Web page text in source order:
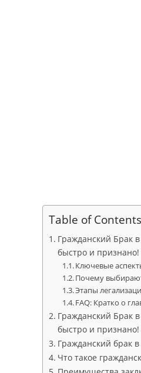
Table of Contents
Гражданский Брак
быстро и признано!
Ключевые
Почему
Этапы
FAQ: Кратко о
Гражданский Брак
быстро и признано!
Гражданский брак
Что такое